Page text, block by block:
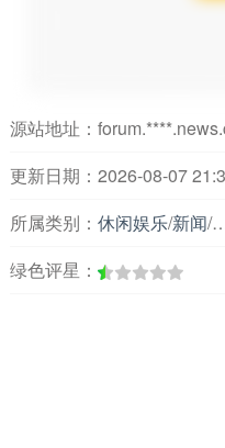
源站地址：
更新日期：2026-08-07
所属类别： 休闲娱乐/新闻/
绿色评星：